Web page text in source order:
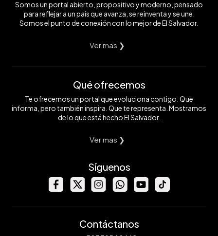
Somos un portal abierto, propositivo y moderno, pensado
para reflejar a un país que avanza, se reinventa y se une.
Somos el punto de conexión con lo mejor de El Salvador.
Ver mas ❯
Qué ofrecemos
Te ofrecemos un portal que evoluciona contigo. Que
informa, pero también inspira. Que te representa. Mostramos
de lo que está hecho El Salvador.
Ver mas ❯
Síguenos
Contáctanos